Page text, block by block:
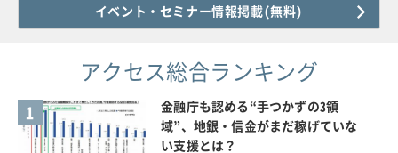
イベント・セミナー情報掲載(無料)
アクセス総合ランキング
1
金融庁も認める“手つかずの3領
域”、地銀・信金がまだ稼げていな
い支援とは？